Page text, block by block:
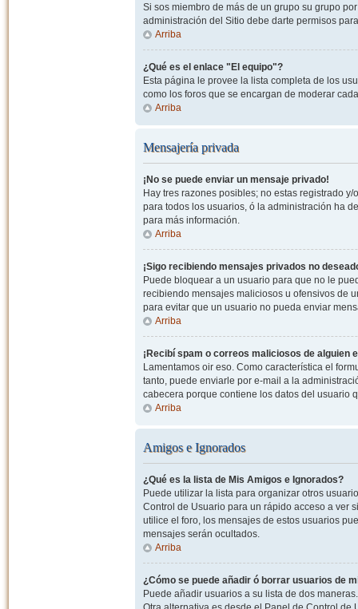
Si sos miembro de más de un grupo su grupo
administración del Sitio debe darte permisos
Arriba
¿Qué es el enlace "El equipo"?
Esta página le provee la lista completa de los
como los foros que se encargan de moderar
Arriba
Mensajería privada
¡No se puede enviar un mensaje privado!
Hay tres razones posibles; no estas registrado
para todos los usuarios, ó la administración ha
para más información.
Arriba
¡Sigo recibiendo mensajes privados no
Puede bloquear a un usuario para que no le
recibiendo mensajes maliciosos u ofensivos de
para evitar que un usuario no pueda enviar
Arriba
¡Recibí spam o correos maliciosos de alguien
Lamentamos oir eso. Como característica el
tanto, puede enviarle por e-mail a la
cabecera porque contiene los datos del usuario
Arriba
Amigos e Ignorados
¿Qué es la lista de Mis Amigos e Ignorados?
Puede utilizar la lista para organizar otros
Control de Usuario para un rápido acceso a ver
utilice el foro, los mensajes de estos usuarios
mensajes serán ocultados.
Arriba
¿Cómo se puede añadir ó borrar usuarios de
Puede añadir usuarios a su lista de dos